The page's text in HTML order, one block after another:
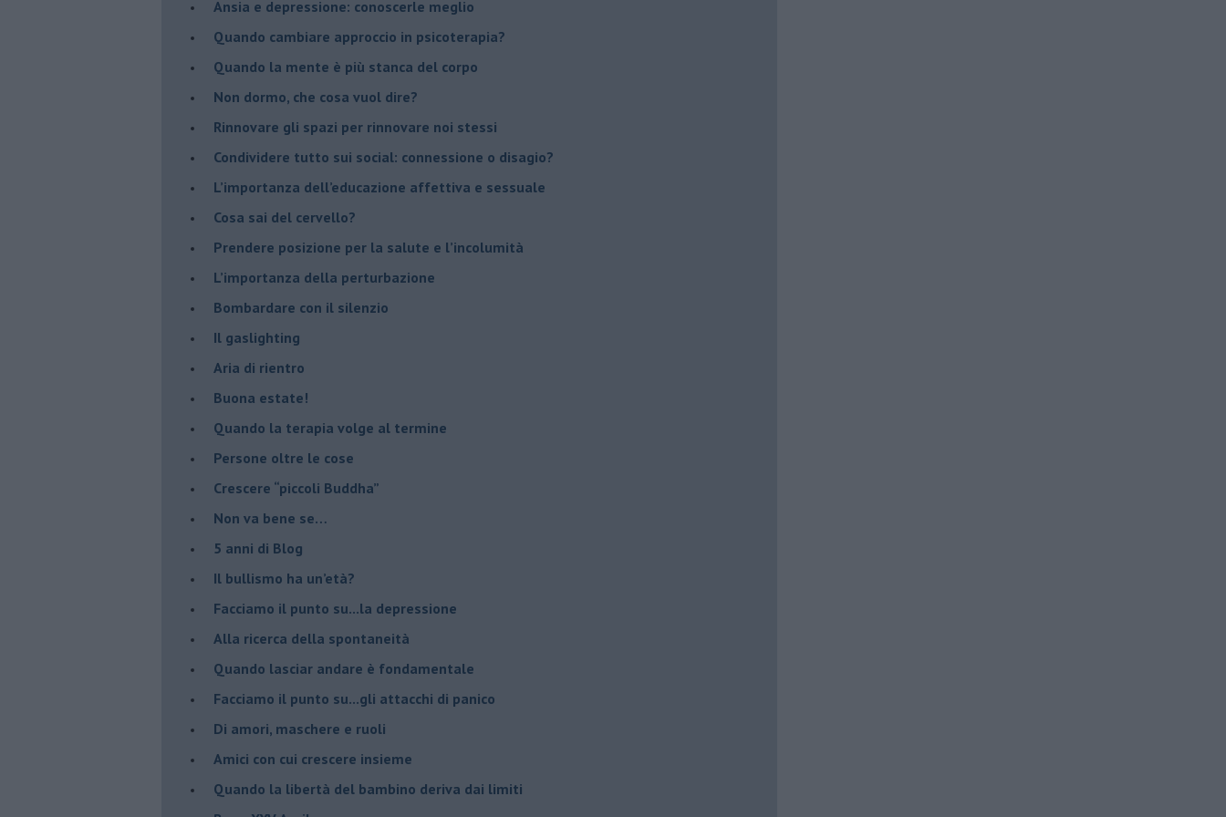
Ansia e depressione: conoscerle meglio
Quando cambiare approccio in psicoterapia?
​Quando la mente è più stanca del corpo
Non dormo, che cosa vuol dire?
​Rinnovare gli spazi per rinnovare noi stessi
​Condividere tutto sui social: connessione o disagio?
​L’importanza dell’educazione affettiva e sessuale
​Cosa sai del cervello?
Prendere posizione per la salute e l’incolumità
L’importanza della perturbazione
​Bombardare con il silenzio
Il gaslighting
Aria di rientro
Buona estate!
​Quando la terapia volge al termine
​Persone oltre le cose
​Crescere “piccoli Buddha”
Non va bene se…
​5 anni di Blog
​Il bullismo ha un’età?
Facciamo il punto su...la depressione
​Alla ricerca della spontaneità
​Quando lasciar andare è fondamentale
Facciamo il punto su...gli attacchi di panico
Di amori, maschere e ruoli
​Amici con cui crescere insieme
​Quando la libertà del bambino deriva dai limiti